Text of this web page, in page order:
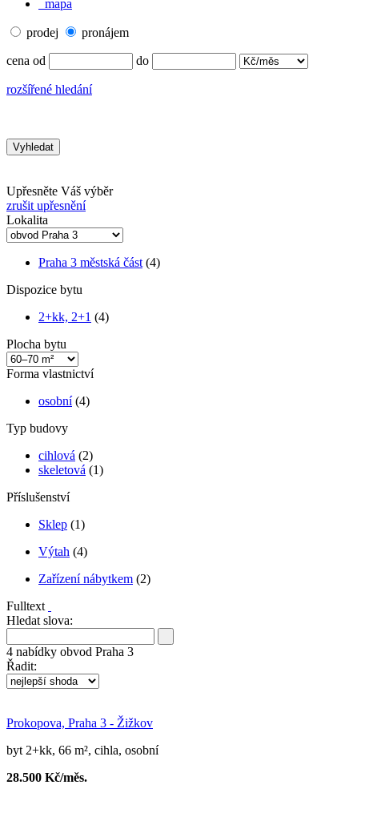
mapa
prodej pronájem
cena od do
rozšířené hledání
Upřesněte Váš výběr
zrušit upřesnění
Lokalita
Praha 3 městská část (4)
Dispozice bytu
2+kk, 2+1 (4)
Plocha bytu
Forma vlastnictví
osobní(4)
Typ budovy
cihlová (2)
skeletová (1)
Příslušenství
Sklep (1)
Výtah (4)
Zařízení nábytkem (2)
Fulltext
Hledat slova:
4 nabídky obvod Praha 3
Řadit:
Prokopova, Praha 3 - Žižkov
byt 2+kk, 66 m², cihla, osobní
28.500 Kč/měs.